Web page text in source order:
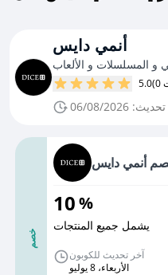
أنمي دايس
و المسلسلات و الألعاب
5.0
06/08/2026
خصم
أنمي دايس
10%
يشمل جميع المنتجات
آخر تحديث للكوبون
الأربعاء، 8 يوليو